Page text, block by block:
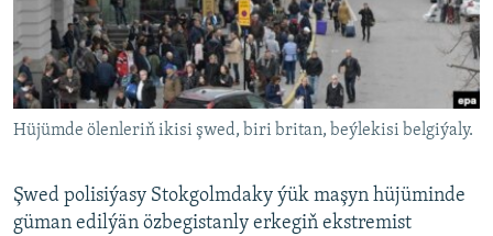
Hüjümde ölenleriň ikisi şwed, biri britan, beýlekisi belgiýaly.
Şwed polisiýasy Stokgolmdaky ýük maşyn hüjüminde
güman edilýän özbegistanly erkegiň ekstremist